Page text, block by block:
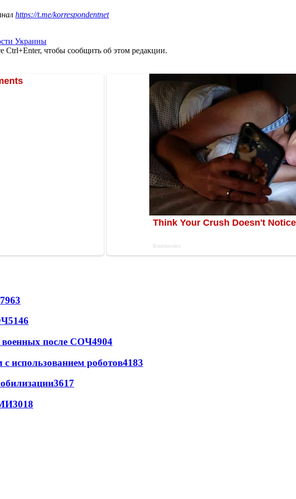
https://t.me/korrespondentnet
Украины
чтобы сообщить об этом редакции.
5146
после СОЧ4904
использованием роботов4183
3617
3018